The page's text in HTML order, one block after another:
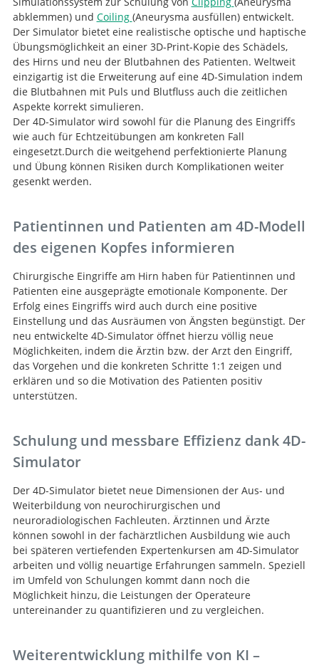
abklemmen) und Coiling (Aneurysma ausfüllen) entwickelt.
Der Simulator bietet eine realistische optische und haptische
Übungsmöglichkeit an einer 3D-Print-Kopie des Schädels,
des Hirns und neu der Blutbahnen des Patienten. Weltweit
einzigartig ist die Erweiterung auf eine 4D-Simulation indem
die Blutbahnen mit Puls und Blutfluss auch die zeitlichen
Aspekte korrekt simulieren.
Der 4D-Simulator wird sowohl für die Planung des Eingriffs
wie auch für Echtzeitübungen am konkreten Fall
eingesetzt.Durch die weitgehend perfektionierte Planung
und Übung können Risiken durch Komplikationen weiter
gesenkt werden.
Patientinnen und Patienten am 4D-Modell
des eigenen Kopfes informieren
Chirurgische Eingriffe am Hirn haben für Patientinnen und
Patienten eine ausgeprägte emotionale Komponente. Der
Erfolg eines Eingriffs wird auch durch eine positive
Einstellung und das Ausräumen von Ängsten begünstigt. Der
neu entwickelte 4D-Simulator öffnet hierzu völlig neue
Möglichkeiten, indem die Ärztin bzw. der Arzt den Eingriff,
das Vorgehen und die konkreten Schritte 1:1 zeigen und
erklären und so die Motivation des Patienten positiv
unterstützen.
Schulung und messbare Effizienz dank 4D-
Simulator
Der 4D-Simulator bietet neue Dimensionen der Aus- und
Weiterbildung von neurochirurgischen und
neuroradiologischen Fachleuten. Ärztinnen und Ärzte
können sowohl in der fachärztlichen Ausbildung wie auch
bei späteren vertiefenden Expertenkursen am 4D-Simulator
arbeiten und völlig neuartige Erfahrungen sammeln. Speziell
im Umfeld von Schulungen kommt dann noch die
Möglichkeit hinzu, die Leistungen der Operateure
untereinander zu quantifizieren und zu vergleichen.
Weiterentwicklung mithilfe von KI –